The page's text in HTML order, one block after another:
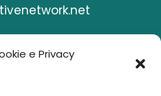
e Privacy